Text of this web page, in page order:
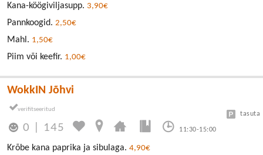
Kana-köögiviljasupp. 3,90€
Pannkoogid. 2,50€
Mahl. 1,50€
Piim või keefir. 1,00€
WokkIN Jõhvi
0 145 11:30-15:00
tasuta
Krõbe kana paprika ja sibulaga. 4,90€